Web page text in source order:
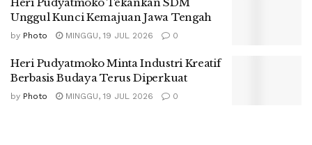
Unggul Kunci Kemajuan Jawa Tengah
by Photo MINGGU, 19 JUL 2026 0
Heri Pudyatmoko Minta Industri Kreatif
Berbasis Budaya Terus Diperkuat
by Photo MINGGU, 19 JUL 2026 0